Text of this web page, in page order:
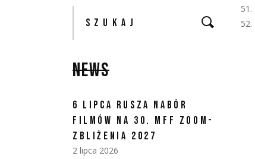
Szukaj:
NEWS
6 LIPCA RUSZA NABÓR
FILMÓW NA 30. MFF ZOOM-
ZBLIŻENIA 2027
2 lipca 2026